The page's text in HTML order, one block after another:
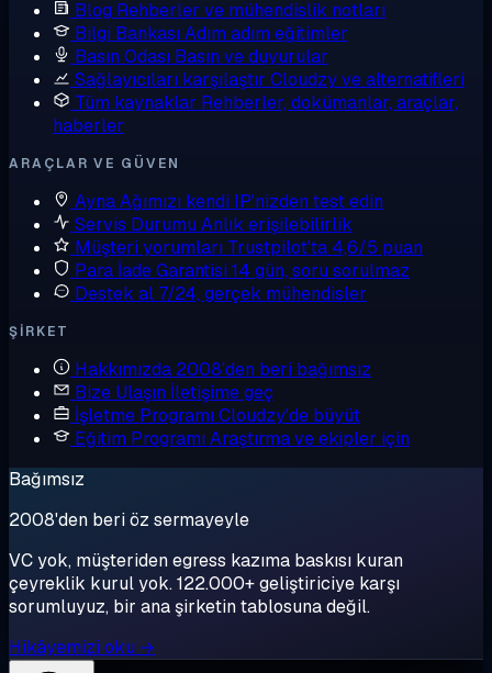
Blog Rehberler ve mühendislik notları
Bilgi Bankası Adım adım eğitimler
Basın Odası Basın ve duyurular
Sağlayıcıları karşılaştır Cloudzy ve alternatifleri
Tüm kaynaklar Rehberler, dokümanlar, araçlar,
haberler
ARAÇLAR VE GÜVEN
AynaAğımızı kendi IP'nizden test edin
Servis Durumu Anlık erişilebilirlik
Müşteri yorumları Trustpilot'ta 4,6/5 puan
Para İade Garantisi 14 gün, soru sorulmaz
Destek al 7/24, gerçek mühendisler
ŞIRKET
Hakkımızda 2008'den beri bağımsız
Bize Ulaşın İletişime geç
İşletme Programı Cloudzy'de büyüt
Eğitim Programı Araştırma ve ekipler için
Bağımsız
2008'den beri öz sermayeyle
VC yok, müşteriden egress kazıma baskısı kuran
çeyreklik kurul yok. 122.000+ geliştiriciye karşı
sorumluyuz, bir ana şirketin tablosuna değil.
Hikâyemizi oku →